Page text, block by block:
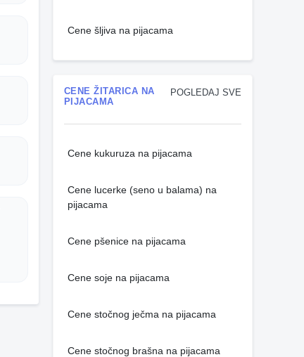
Cene šljiva na pijacama
POGLEDAJ SVE
CENE ŽITARICA NA
PIJACAMA
Cene kukuruza na pijacama
Cene lucerke (seno u balama) na
pijacama
Cene pšenice na pijacama
Cene soje na pijacama
Cene stočnog ječma na pijacama
Cene stočnog brašna na pijacama